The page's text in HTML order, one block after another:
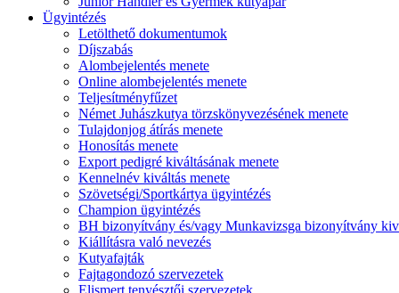
Ügyintézés
Letölthető dokumentumok
Díjszabás
Alombejelentés menete
Online alombejelentés menete
Teljesítményfűzet
Német Juhászkutya törzskönyvezésének menete
Tulajdonjog átírás menete
Honosítás menete
Export pedigré kiváltásának menete
Kennelnév kiváltás menete
Szövetségi/Sportkártya ügyintézés
Champion ügyintézés
BH bizonyítvány és/vagy Munkavizsga bizonyítvány
Kiállításra való nevezés
Kutyafajták
Fajtagondozó szervezetek
Elismert tenyésztői szervezetek